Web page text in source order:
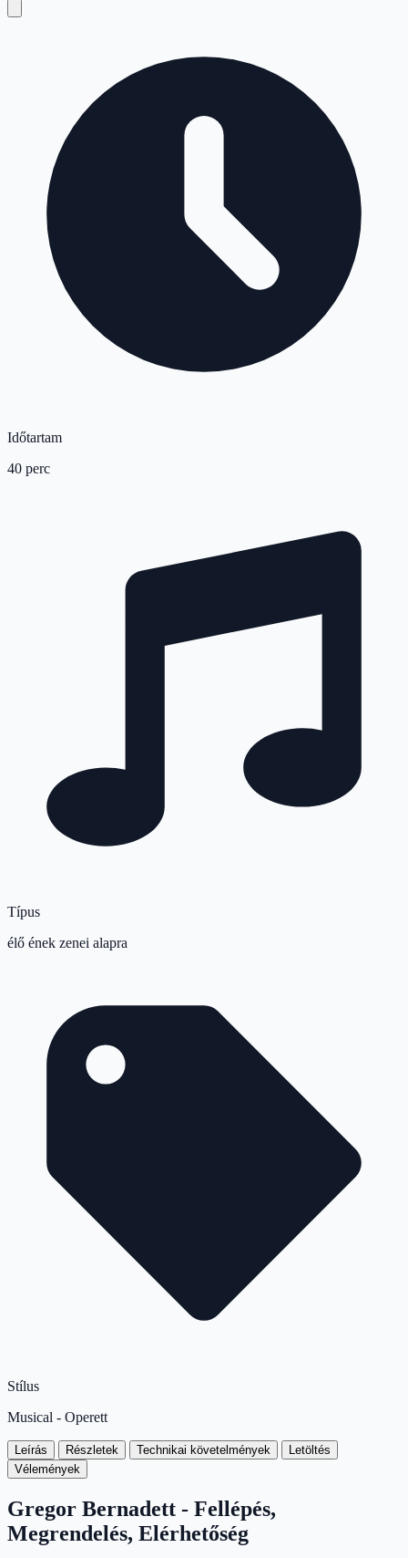
Időtartam
40 perc
Típus
élő ének zenei alapra
Stílus
Musical - Operett
Leírás Részletek Technikai követelmények
Letöltés
Vélemények
Gregor Bernadett - Fellépés,
Megrendelés, Elérhetőség